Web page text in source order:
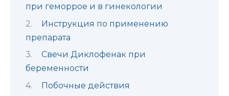
при геморрое и в гинекологии
Инструкция по применению
препарата
Свечи Диклофенак при
беременности
Побочные действия